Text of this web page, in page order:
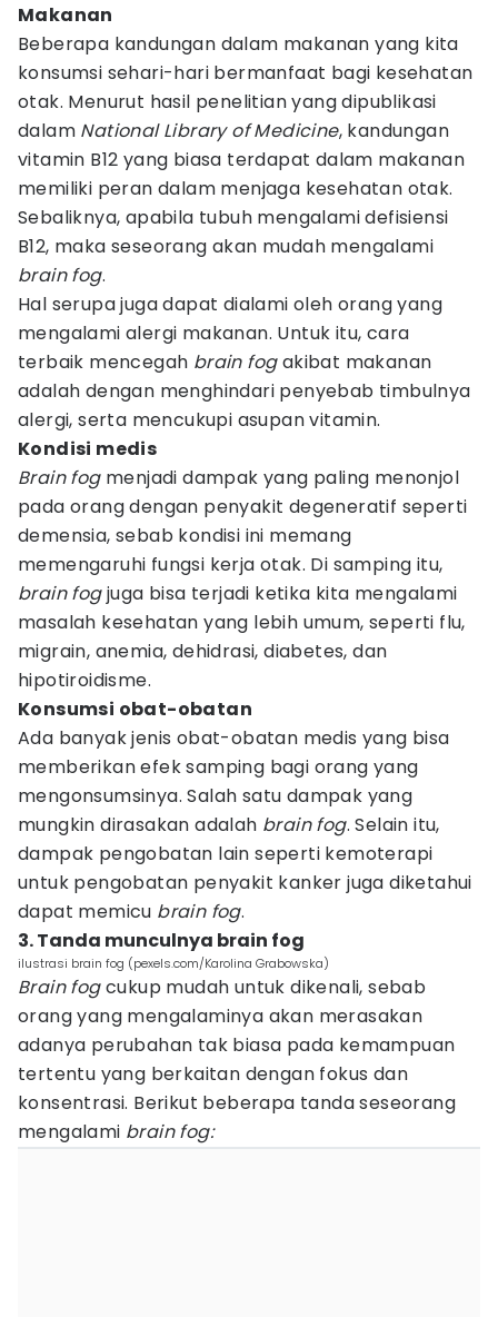
Makanan
Beberapa kandungan dalam makanan yang kita
konsumsi sehari-hari bermanfaat bagi kesehatan
otak. Menurut hasil penelitian yang dipublikasi
dalam National Library of Medicine, kandungan
vitamin B12 yang biasa terdapat dalam makanan
memiliki peran dalam menjaga kesehatan otak.
Sebaliknya, apabila tubuh mengalami defisiensi
B12, maka seseorang akan mudah mengalami
brain fog.
Hal serupa juga dapat dialami oleh orang yang
mengalami alergi makanan. Untuk itu, cara
terbaik mencegah brain fogakibat makanan
adalah dengan menghindari penyebab timbulnya
alergi, serta mencukupi asupan vitamin.
Kondisi medis
Brain fogmenjadi dampak yang paling menonjol
pada orang dengan penyakit degeneratif seperti
demensia, sebab kondisi ini memang
memengaruhi fungsi kerja otak. Di samping itu,
brain fogjuga bisa terjadi ketika kita mengalami
masalah kesehatan yang lebih umum, seperti flu,
migrain, anemia, dehidrasi, diabetes, dan
hipotiroidisme.
Konsumsi obat-obatan
Ada banyak jenis obat-obatan medis yang bisa
memberikan efek samping bagi orang yang
mengonsumsinya. Salah satu dampak yang
mungkin dirasakan adalah brain fog. Selain itu,
dampak pengobatan lain seperti kemoterapi
untuk pengobatan penyakit kanker juga diketahui
dapat memicu brain fog.
3. Tanda munculnya brain fog
ilustrasi brain fog (pexels.com/Karolina Grabowska)
Brain fogcukup mudah untuk dikenali, sebab
orang yang mengalaminya akan merasakan
adanya perubahan tak biasa pada kemampuan
tertentu yang berkaitan dengan fokus dan
konsentrasi. Berikut beberapa tanda seseorang
mengalami brain fog: